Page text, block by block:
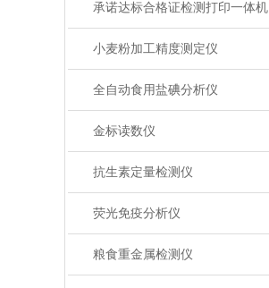
承诺达标合格证检测打印一体机
小麦粉加工精度测定仪
全自动食用盐碘分析仪
金标读数仪
抗生素定量检测仪
荧光免疫分析仪
粮食重金属检测仪